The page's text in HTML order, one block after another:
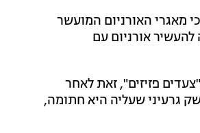
מאגרי האורניום המועשר
אורניום עם
פזיזים", זאת לאחר
גרעיני שעליה היא חתומה,